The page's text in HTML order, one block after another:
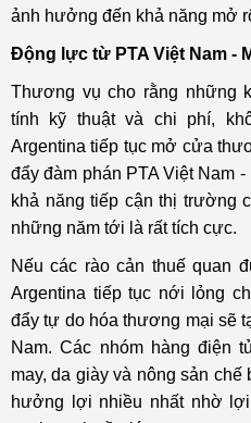
ảnh hưởng đến khả năng mở
Động lực từ PTA Việt Nam -
Thương vụ cho rằng những
tính kỹ thuật và chi phí,
Argentina tiếp tục mở cửa
đẩy đàm phán PTA Việt Nam -
khả năng tiếp cận thị trường
những năm tới là rất tích cực.
Nếu các rào cản thuế quan
Argentina tiếp tục nới lỏng
đẩy tự do hóa thương mại sẽ
Nam. Các nhóm hàng điện
may, da giày và nông sản
hưởng lợi nhiều nhất nhờ